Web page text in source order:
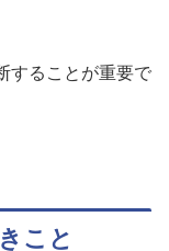
することが重要で
こと